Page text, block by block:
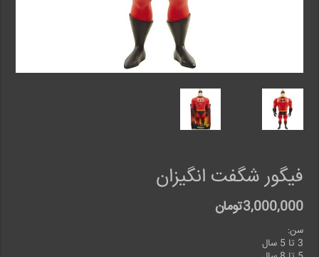
فیگور شگفت انگیزان
3,000,000تومان
سن:
3 تا 5 سال